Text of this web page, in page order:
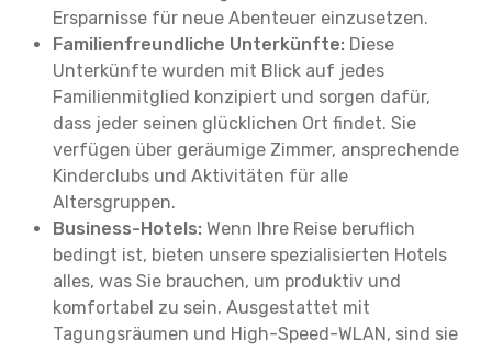
Ersparnisse für neue Abenteuer einzusetzen.
Familienfreundliche Unterkünfte: Diese
Unterkünfte wurden mit Blick auf jedes
Familienmitglied konzipiert und sorgen dafür,
dass jeder seinen glücklichen Ort findet. Sie
verfügen über geräumige Zimmer, ansprechende
Kinderclubs und Aktivitäten für alle
Altersgruppen.
Business-Hotels: Wenn Ihre Reise beruflich
bedingt ist, bieten unsere spezialisierten Hotels
alles, was Sie brauchen, um produktiv und
komfortabel zu sein. Ausgestattet mit
Tagungsräumen und High-Speed-WLAN, sind sie